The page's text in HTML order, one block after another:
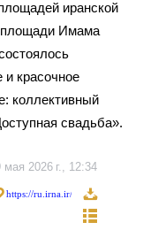
иранской
Имама
красочное
коллективный
свадьба».
мая 2026 г., 12:34